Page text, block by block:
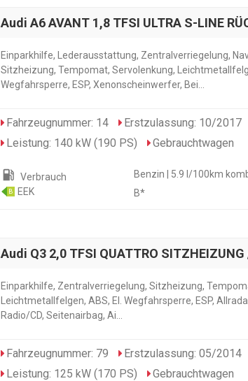
Audi A6 AVANT 1,8 TFSI ULTRA S-LINE
Einparkhilfe, Lederausstattung, Zentralverriegelung,
Sitzheizung, Tempomat, Servolenkung,
Wegfahrsperre, ESP, Xenonscheinwerfer, Bei...
Fahrzeugnummer: 14 Erstzulassung: 10/2017
Leistung: 140 kW (190 PS)
Gebrauchtwagen
local_gas_station Verbrauch Benzin | 5.9 l/100km
B EEK B*
Audi Q3 2,0 TFSI QUATTRO SITZHEIZUNG
Einparkhilfe, Zentralverriegelung, Sitzheizung,
Leichtmetallfelgen, ABS, El. Wegfahrsperre, ESP,
Radio/CD, Seitenairbag, Ai...
Fahrzeugnummer: 79 Erstzulassung: 05/2014
Leistung: 125 kW (170 PS)
Gebrauchtwagen